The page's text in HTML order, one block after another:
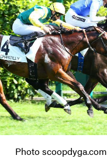
Photo scoopdyga.com